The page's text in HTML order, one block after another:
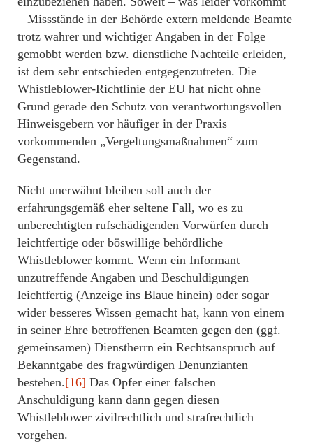
– Missstände in der Behörde extern meldende Beamte
trotz wahrer und wichtiger Angaben in der Folge
gemobbt werden bzw. dienstliche Nachteile erleiden,
ist dem sehr entschieden entgegenzutreten. Die
Whistleblower-Richtlinie der EU hat nicht ohne
Grund gerade den Schutz von verantwortungsvollen
Hinweisgebern vor häufiger in der Praxis
vorkommenden „Vergeltungsmaßnahmen“ zum
Gegenstand.
Nicht unerwähnt bleiben soll auch der
erfahrungsgemäß eher seltene Fall, wo es zu
unberechtigten rufschädigenden Vorwürfen durch
leichtfertige oder böswillige behördliche
Whistleblower kommt. Wenn ein Informant
unzutreffende Angaben und Beschuldigungen
leichtfertig (Anzeige ins Blaue hinein) oder sogar
wider besseres Wissen gemacht hat, kann von einem
in seiner Ehre betroffenen Beamten gegen den (ggf.
gemeinsamen) Dienstherrn ein Rechtsanspruch auf
Bekanntgabe des fragwürdigen Denunzianten
bestehen.[16] Das Opfer einer falschen
Anschuldigung kann dann gegen diesen
Whistleblower zivilrechtlich und strafrechtlich
vorgehen.